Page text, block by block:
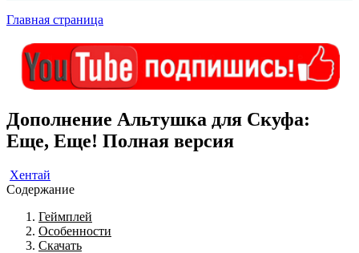
Главная страница
Дополнение Альтушка для Скуфа:
Еще, Еще! Полная версия
Хентай
Содержание
Геймплей
Особенности
Скачать